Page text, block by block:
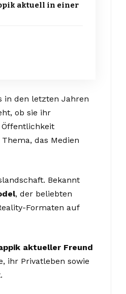
aktuell in einer
in den letzten Jahren
ob sie ihr
das Medien
Bekannt
, der beliebten
Formaten auf
aktueller Freund
ihr Privatleben sowie